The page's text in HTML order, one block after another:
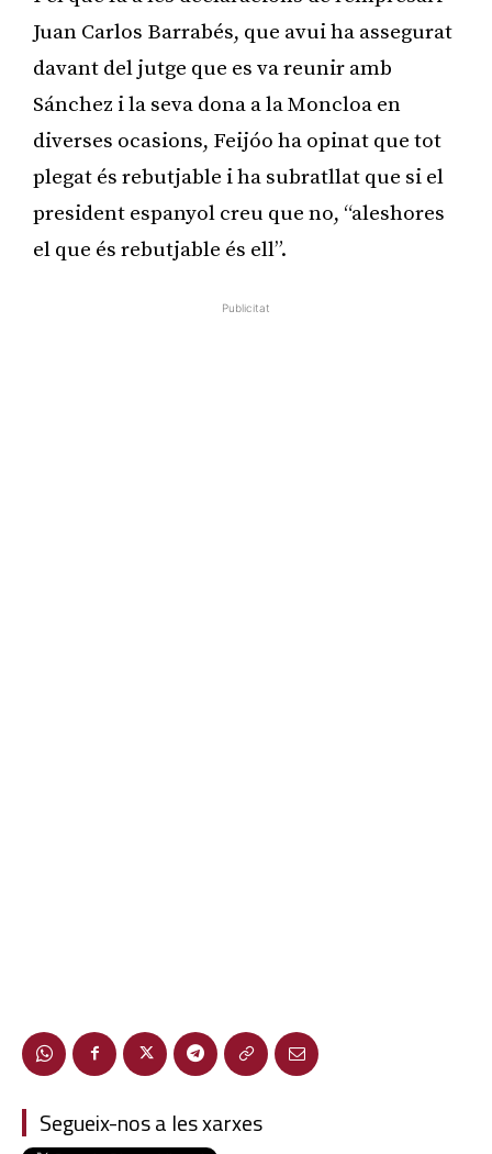
Juan Carlos Barrabés, que avui ha assegurat
davant del jutge que es va reunir amb
Sánchez i la seva dona a la Moncloa en
diverses ocasions, Feijóo ha opinat que tot
plegat és rebutjable i ha subratllat que si el
president espanyol creu que no, “aleshores
el que és rebutjable és ell”.
Publicitat
Segueix-nos a les xarxes